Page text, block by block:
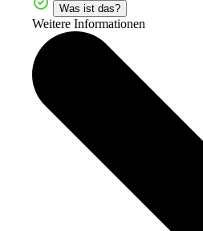
Was ist das?
Weitere Informationen